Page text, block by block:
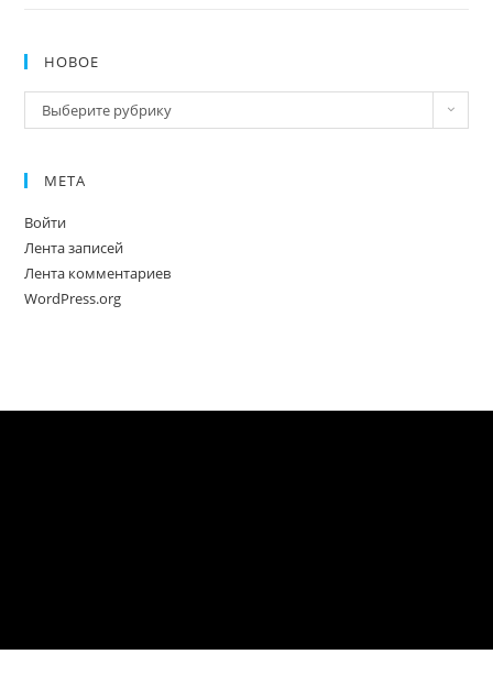
НОВОЕ
Новое
Выберите рубрику
МЕТА
Войти
Лента записей
Лента комментариев
WordPress.org